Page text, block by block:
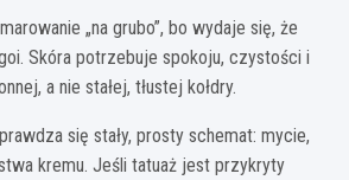
„na grubo”, bo wydaje się, że
Skóra potrzebuje spokoju, czystości i
a nie stałej, tłustej kołdry.
się stały, prosty schemat: mycie,
kremu. Jeśli tatuaż jest przykryty